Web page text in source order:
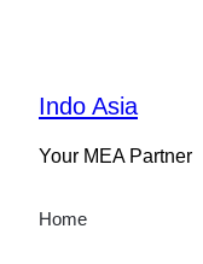
Indo Asia
Your MEA Partner
Home